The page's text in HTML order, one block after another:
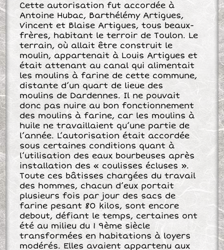
Cette autorisation fut accordée à
Antoine Hubac, Barthélémy Artigues,
Vincent et Blaise Artigues, tous beaux-
frères, habitant le terroir de Toulon. Le
terrain, où allait être construit le
moulin, appartenait à Louis Artigues et
était attenant au canal qui alimentait
les moulins à farine de cette commune,
distante d’un quart de lieue des
moulins de Dardennes. Il ne pouvait
donc pas nuire au bon fonctionnement
des moulins à farine, car les moulins à
huile ne travaillaient qu’une partie de
l’année. L’autorisation était accordée
sous certaines conditions quant à
l’utilisation des eaux bourbeuses après
installation des « coulisses écluses ».
Toute ces bâtisses chargées du travail
des hommes, chacun d’eux portait
plusieurs fois par jour des sacs de
farine pesant 80 kilos, sont encore
debout, défiant le temps, certaines ont
été au milieu du 1 9ème siècle
transformées en habitations à loyers
modérés. Elles avaient appartenu aux